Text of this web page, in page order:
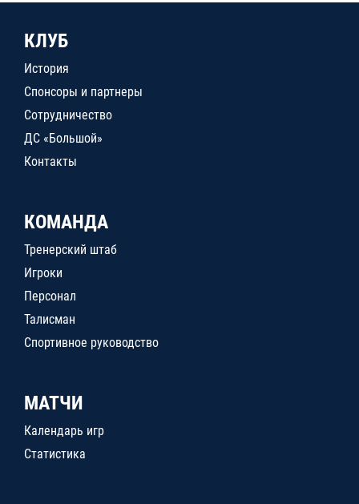
КЛУБ
История
Спонсоры и партнеры
Сотрудничество
ДС «Большой»
Контакты
КОМАНДА
Тренерский штаб
Игроки
Персонал
Талисман
Спортивное руководство
МАТЧИ
Календарь игр
Статистика